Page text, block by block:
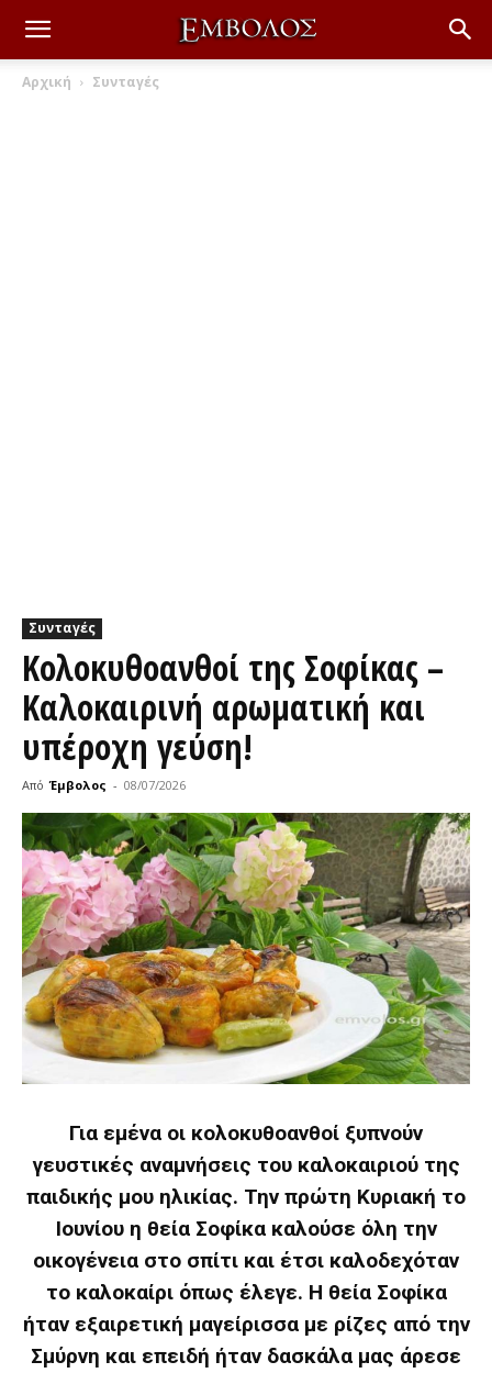
Αρχική Συνταγές
Συνταγές
Κολοκυθοανθοί της Σοφίκας –
Καλοκαιρινή αρωματική και
υπέροχη γεύση!
Από Έμβολος - 08/07/2026
Για εμένα οι κολοκυθοανθοί ξυπνούν
γευστικές αναμνήσεις του καλοκαιριού της
παιδικής μου ηλικίας. Την πρώτη Κυριακή το
Ιουνίου η θεία Σοφίκα καλούσε όλη την
οικογένεια στο σπίτι και έτσι καλοδεχόταν
το καλοκαίρι όπως έλεγε. Η θεία Σοφίκα
ήταν εξαιρετική μαγείρισσα με ρίζες από την
Σμύρνη και επειδή ήταν δασκάλα μας άρεσε